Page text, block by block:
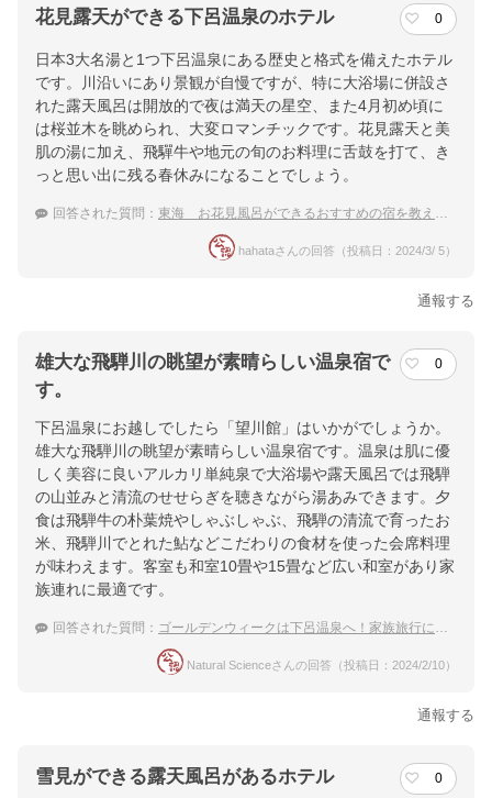
花見露天ができる下呂温泉のホテル 0
日本3大名湯と1つ下呂温泉にある歴史と格式を備えたホテル
です。川沿いにあり景観が自慢ですが、特に大浴場に併設さ
れた露天風呂は開放的で夜は満天の星空、また4月初め頃に
は桜並木を眺められ、大変ロマンチックです。花見露天と美
肌の湯に加え、飛驒牛や地元の旬のお料理に舌鼓を打て、き
っと思い出に残る春休みになることでしょう。
回答された質問： 東海 お花見風呂ができるおすすめの宿を教えてください
hahataさんの回答（投稿日：2024/3/ 5）
通報する
雄大な飛騨川の眺望が素晴らしい温泉宿で
す。
0
下呂温泉にお越しでしたら「望川館」はいかがでしょうか。
雄大な飛騨川の眺望が素晴らしい温泉宿です。温泉は肌に優
しく美容に良いアルカリ単純泉で大浴場や露天風呂では飛騨
の山並みと清流のせせらぎを聴きながら湯あみできます。夕
食は飛騨牛の朴葉焼やしゃぶしゃぶ、飛騨の清流で育ったお
米、飛騨川でとれた鮎などこだわりの食材を使った会席料理
が味わえます。客室も和室10畳や15畳など広い和室があり家
族連れに最適です。
回答された質問： ゴールデンウィークは下呂温泉へ！家族旅行におすすめの温泉宿は
Natural Scienceさんの回答（投稿日：2024/2/10）
通報する
雪見ができる露天風呂があるホテル 0